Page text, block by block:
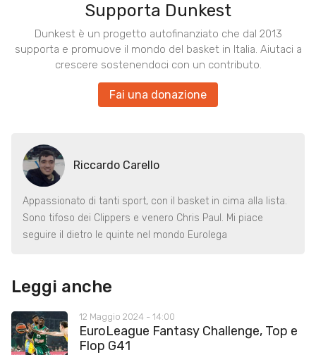
Supporta Dunkest
Dunkest è un progetto autofinanziato che dal 2013
supporta e promuove il mondo del basket in Italia. Aiutaci a
crescere sostenendoci con un contributo.
Fai una donazione
Riccardo Carello
Appassionato di tanti sport, con il basket in cima alla lista.
Sono tifoso dei Clippers e venero Chris Paul. Mi piace
seguire il dietro le quinte nel mondo Eurolega
Leggi anche
12 Maggio 2024 - 14:00
EuroLeague Fantasy Challenge, Top e
Flop G41